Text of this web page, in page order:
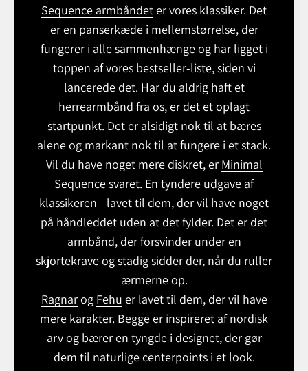
Sequence armbåndeter vores klassiker. Det
er en panserkæde i mellemstørrelse, der
fungerer i alle sammenhænge og har ligget i
toppen af vores bestseller-liste, siden vi
lancerede det. Har du aldrig haft et
herrearmbånd fra os, er det et oplagt
startpunkt. Det er alsidigt nok til at bæres
alene og markant nok til at fungere i et stack.
Vil du have noget mere diskret, er Minimal
Sequencesvaret. En tyndere udgave af
klassikeren - lavet til dem, der vil have noget
på håndleddet uden at det fylder. Det er det
armbånd, der forsvinder under en
skjortekrave og stadig sidder der, når du ruller
ærmerne op.
Ragnarog Fehu er lavet til dem, der vil have
mere karakter. Begge er inspireret af nordisk
arv og bærer en tyngde i designet, der gør
dem til naturlige centerpoints i et look.